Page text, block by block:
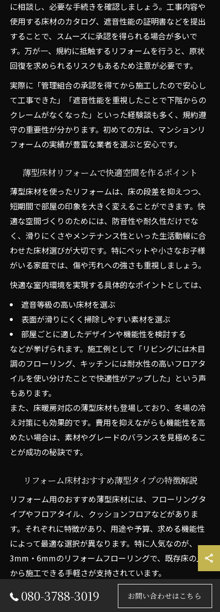
に相談し、必要な手続きを確認しましょう。工事内容や
使用する床材のカタログ、遮音性能の証明書などを提出
することで、スムーズに承認を得られる場合が多いで
す。万が一、規約に抵触するリフォームを行うと、原状
回復を求められるリスクもあるため注意が必要です。
実際に「管理組合の承認を得てから施工したので安心し
て工事できた」「遮音性能を重視したことで下階からの
クレームがなくなった」といった経験談も多く、規約遵
守の重要性が分かります。初めての方は、マンションリ
フォームの実績が豊富な業者を選ぶと安心です。
薄型床材リフォームで快適空間を作るポイント
薄型床材を使ったリフォームは、床の段差を抑えつつ、
短期間で部屋の印象を大きく変えることができます。快
適な空間づくりのためには、防音性や耐久性だけでな
く、滑りにくさやメンテナンス性といった生活動線に合
わせた床材選びが大切です。特にペットや小さなお子様
がいる家庭では、傷や汚れへの強さも重視しましょう。
快適な室内環境を実現する具体的なポイントとしては、
遮音等級の高い床材を選ぶ
表面が滑りにくく掃除しやすい素材を選ぶ
部屋ごとに適したデザインや機能性を検討する
などが挙げられます。施工例として「リビングには木目
調のフローリング、キッチンには耐水性の高いフロアタ
イルを使い分けたことで快適性がアップした」という声
もあります。
また、床暖房対応の薄型床材も登場しており、冬場の冷
え対策にも効果的です。費用を抑えながらも機能性を高
めたい場合は、素材やグレードのバランスを見極めるこ
とが成功の秘訣です。
リフォーム床材おすすめ薄型タイプの特徴解説
リフォーム用のおすすめ薄型床材には、フローリングタ
イプやフロアタイル、クッションフロアなどがありま
す。それぞれに特徴があり、用途や予算、求める機能性
によって最適な選択が異なります。特に人気なのが、
3mm・6mmのリフォームフローリングで、既存床の上
から施工できる手軽さが支持されています。
フローリングタイプは木目の美しさと耐久性が魅力で、
防音性能を備えた商品も多く、マンションリフォームに
080-3788-3019 お問い合わせはこちら